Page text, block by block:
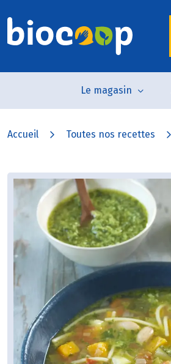
Le magasin
Accueil Toutes nos recettes